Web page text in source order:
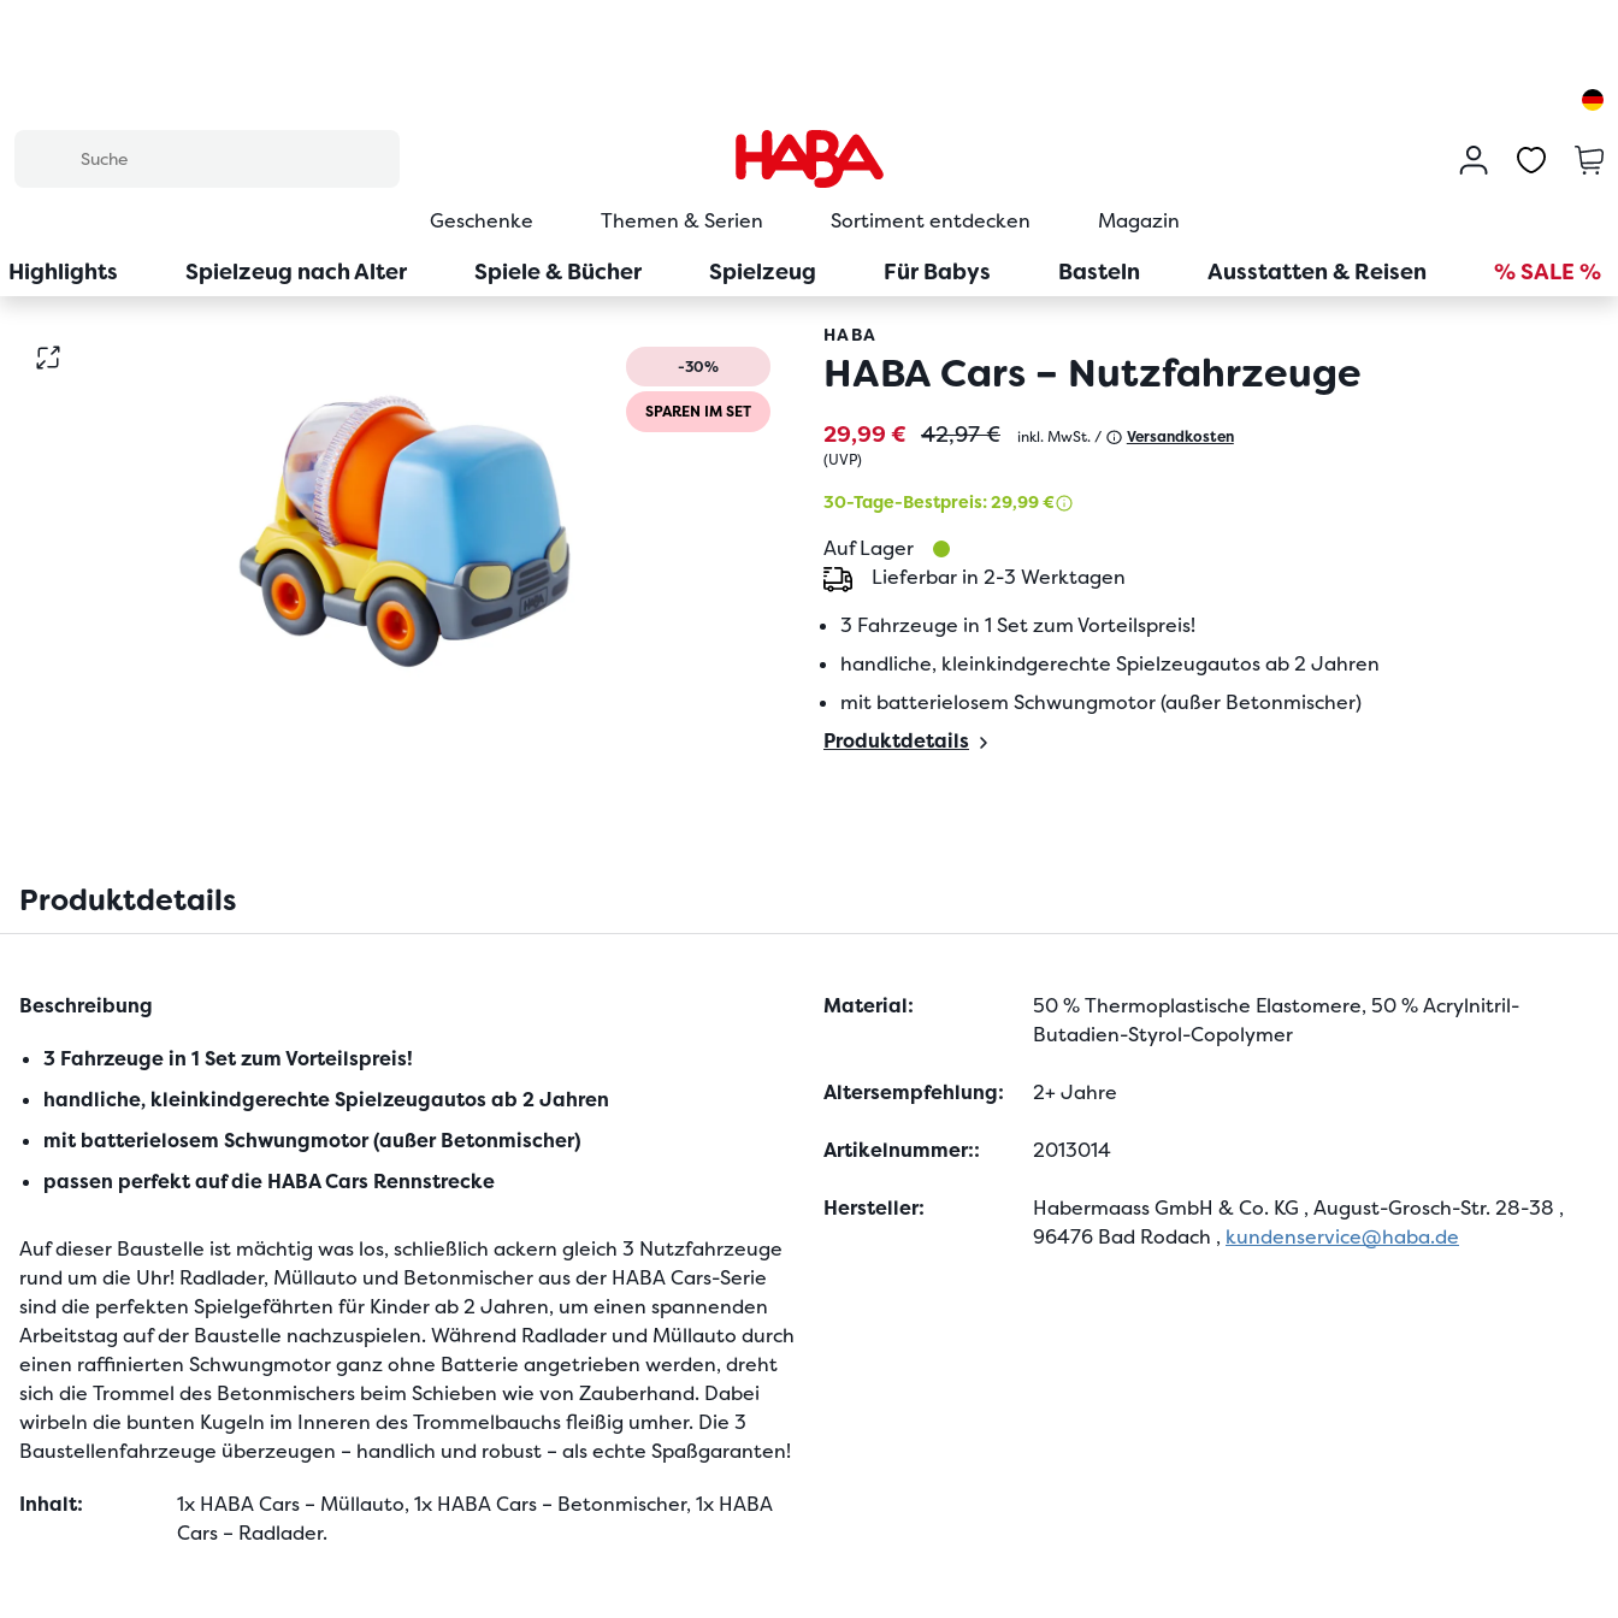
Geschenke Themen & Serien Sortiment entdecken Magazin
Highlights Spielzeug nach Alter Spiele & Bücher Spielzeug Für Babys Basteln Ausstatten & Reisen % SALE %
-30%
SPAREN IM SET
HABA
HABA Cars – Nutzfahrzeuge
29,99 € 42,97 € inkl. MwSt. /
Versandkosten
(UVP)
30-Tage-Bestpreis: 29,99 €
Auf Lager
Lieferbar in 2-3 Werktagen
3 Fahrzeuge in 1 Set zum Vorteilspreis!
handliche, kleinkindgerechte Spielzeugautos ab 2 Jahren
mit batterielosem Schwungmotor (außer Betonmischer)
Produktdetails
Produktdetails
Beschreibung
3 Fahrzeuge in 1 Set zum Vorteilspreis!
handliche, kleinkindgerechte Spielzeugautos ab 2 Jahren
mit batterielosem Schwungmotor (außer Betonmischer)
passen perfekt auf die HABA Cars Rennstrecke
Auf dieser Baustelle ist mächtig was los, schließlich ackern gleich 3 Nutzfahrzeuge
rund um die Uhr! Radlader, Müllauto und Betonmischer aus der HABA Cars-Serie
sind die perfekten Spielgefährten für Kinder ab 2 Jahren, um einen spannenden
Arbeitstag auf der Baustelle nachzuspielen. Während Radlader und Müllauto durch
einen raffinierten Schwungmotor ganz ohne Batterie angetrieben werden, dreht
sich die Trommel des Betonmischers beim Schieben wie von Zauberhand. Dabei
wirbeln die bunten Kugeln im Inneren des Trommelbauchs fleißig umher. Die 3
Baustellenfahrzeuge überzeugen – handlich und robust – als echte Spaßgaranten!
Inhalt:
1x HABA Cars – Müllauto, 1x HABA Cars – Betonmischer, 1x HABA
Cars – Radlader.
Material:
50 % Thermoplastische Elastomere, 50 % Acrylnitril-
Butadien-Styrol-Copolymer
Altersempfehlung: 2+ Jahre
Artikelnummer:: 2013014
Hersteller: Habermaass GmbH & Co. KG , August-Grosch-Str. 28-38 ,
96476 Bad Rodach , kundenservice@haba.de